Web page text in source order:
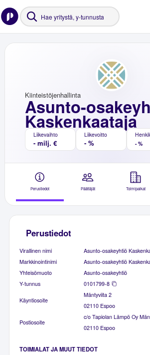
Asunto-
Kaskenkaataja
Kiinteistöjenhallinta
Liikevaihto
- milj. €
Liikevoitto
- %
- %
Perustiedot Päättäjät Toimipaikat
Perustiedot
Virallinen nimi
Asunto-osakeyhtiö
Markkinointinimi
Asunto-osakeyhtiö
Yhteisömuoto
Asunto-osakeyhtiö
Y-tunnus
0101799-8
Käyntiosoite
Mäntyviita 2
02110 Espoo
Postiosoite
c/o Tapiolan Lämpö Oy
02110 Espoo
TOIMIALAT JA MUUT TIEDOT